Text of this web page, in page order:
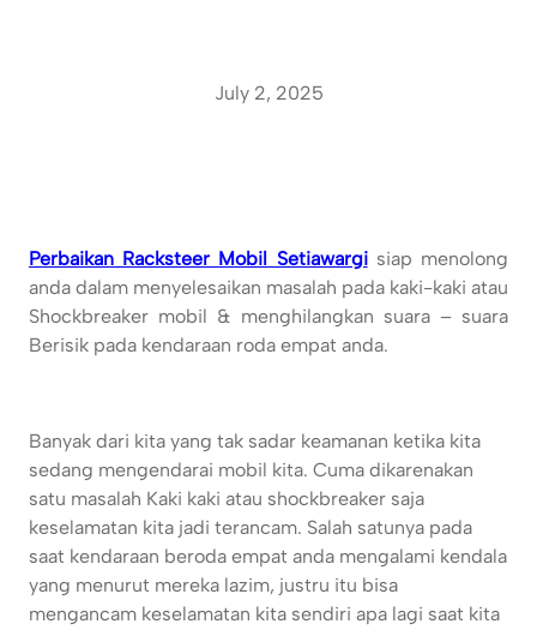
July 2, 2025
Perbaikan Racksteer Mobil Setiawargisiap menolong
anda dalam menyelesaikan masalah pada kaki-kaki atau
Shockbreaker mobil & menghilangkan suara – suara
Berisik pada kendaraan roda empat anda.
Banyak dari kita yang tak sadar keamanan ketika kita
sedang mengendarai mobil kita. Cuma dikarenakan
satu masalah Kaki kaki atau shockbreaker saja
keselamatan kita jadi terancam. Salah satunya pada
saat kendaraan beroda empat anda mengalami kendala
yang menurut mereka lazim, justru itu bisa
mengancam keselamatan kita sendiri apa lagi saat kita